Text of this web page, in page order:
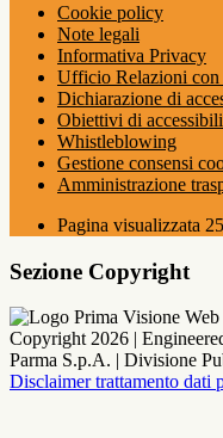
Cookie policy
Note legali
Informativa Privacy
Ufficio Relazioni
Dichiarazione di
Obiettivi di
Whistleblowing
Gestione consensi
Amministrazione
Pagina visualizzata
Sezione Copyright
Copyright 2026 |
Parma S.p.A. | Divisione
Disclaimer trattamento dati